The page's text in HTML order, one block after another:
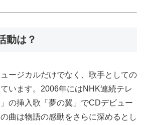
動は？
ージカルだけでなく、歌手としての
います。2006年にはNHK連続テレ
の挿入歌「夢の翼」でCDデビュー
曲は物語の感動をさらに深めるとし